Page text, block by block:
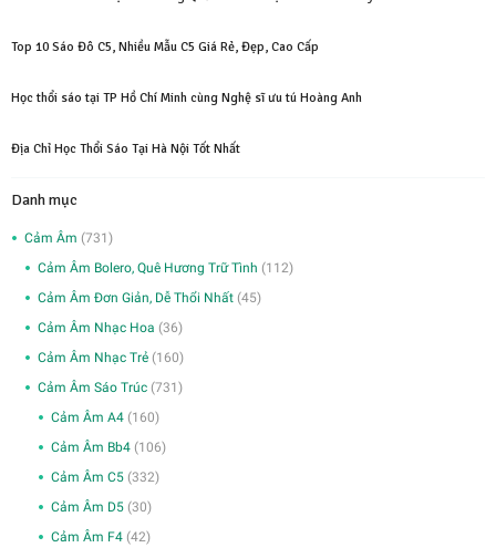
Top 10 Sáo Đô C5, Nhiều Mẫu C5 Giá Rẻ, Đẹp, Cao Cấp
Học thổi sáo tại TP Hồ Chí Minh cùng Nghệ sĩ ưu tú Hoàng Anh
Địa Chỉ Học Thổi Sáo Tại Hà Nội Tốt Nhất
Danh mục
Cảm Âm (731)
Cảm Âm Bolero, Quê Hương Trữ Tình (112)
Cảm Âm Đơn Giản, Dễ Thổi Nhất (45)
Cảm Âm Nhạc Hoa (36)
Cảm Âm Nhạc Trẻ (160)
Cảm Âm Sáo Trúc (731)
Cảm Âm A4 (160)
Cảm Âm Bb4 (106)
Cảm Âm C5 (332)
Cảm Âm D5 (30)
Cảm Âm F4 (42)